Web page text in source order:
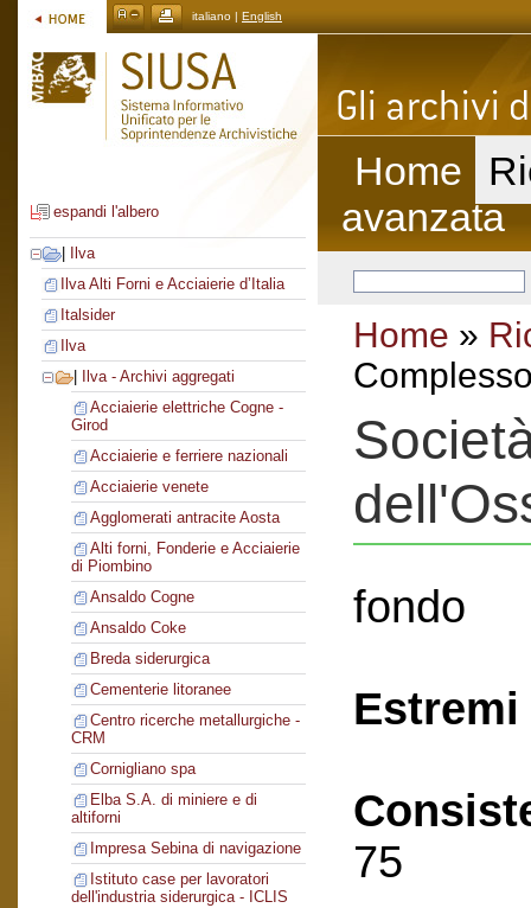
italiano | English
espandi l'albero
Ilva
Ilva Alti Forni e Acciaierie d’Italia
Italsider
Ilva
Ilva - Archivi aggregati
Acciaierie elettriche Cogne -
Girod
Acciaierie e ferriere nazionali
Acciaierie venete
Agglomerati antracite Aosta
Alti forni, Fonderie e Acciaierie
di Piombino
Ansaldo Cogne
Ansaldo Coke
Breda siderurgica
Cementerie litoranee
Centro ricerche metallurgiche -
CRM
Cornigliano spa
Elba S.A. di miniere e di
altiforni
Impresa Sebina di navigazione
Istituto case per lavoratori
dell'industria siderurgica - ICLIS
Home
avanzata
Home »
fondo
75